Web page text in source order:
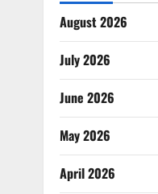
August 2026
July 2026
June 2026
May 2026
April 2026